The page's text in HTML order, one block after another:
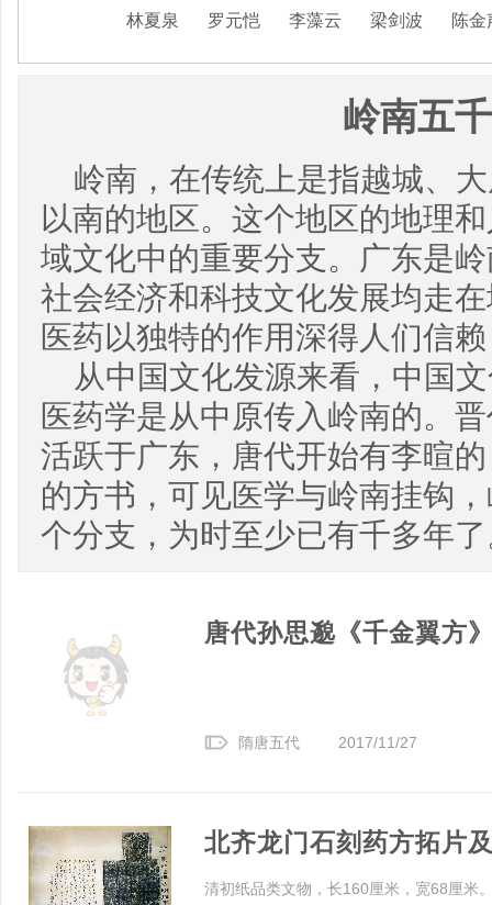
林夏泉 罗元恺 李藻云 梁剑波 陈金
岭南五
岭南，在传统上是指越城、
以南的地区。这个地区的地理
域文化中的重要分支。广东是
社会经济和科技文化发展均走
医药以独特的作用深得人们信
从中国文化发源来看，中国
医药学是从中原传入岭南的。
活跃于广东，唐代开始有李暄
的方书，可见医学与岭南挂钩
个分支，为时至少已有千多年
隋唐五代 2017/11/27
唐代孙思邈《千金翼方
北齐龙门石刻药方拓片
清初纸品类文物，长160厘米，宽68厘米